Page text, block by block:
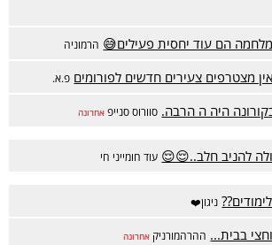
הם עוד יחסית פעילים😅 הרמוניה
מצטרפים צעירים חדשים לפורומים פ.א.
היה ה הרבה. סוורוס סנייפ אחרונה
להניב חלב..😌😌 עוד חומייני חי
ניגון❤️
בבית... ההרהמורניק אחרונה